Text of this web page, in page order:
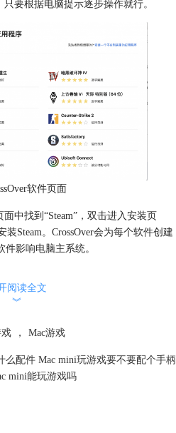
要根据电脑提示逐步操作就行。
软件页面
中找到“Steam”，双击进入安装页
Steam。CrossOver会为每个软件创建
影响电脑主系统。
阅读全文
︾
戏 ， Mac游戏
么配件 Mac mini玩游戏要不要配个手柄
mini能玩游戏吗